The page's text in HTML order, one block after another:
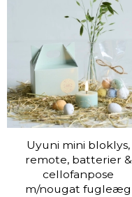
Uyuni mini bloklys,
remote, batterier &
cellofanpose
m/nougat fugleæg